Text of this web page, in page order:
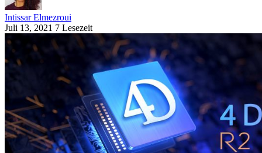
Intissar Elmezroui
Juli 13, 2021 7 Lesezeit